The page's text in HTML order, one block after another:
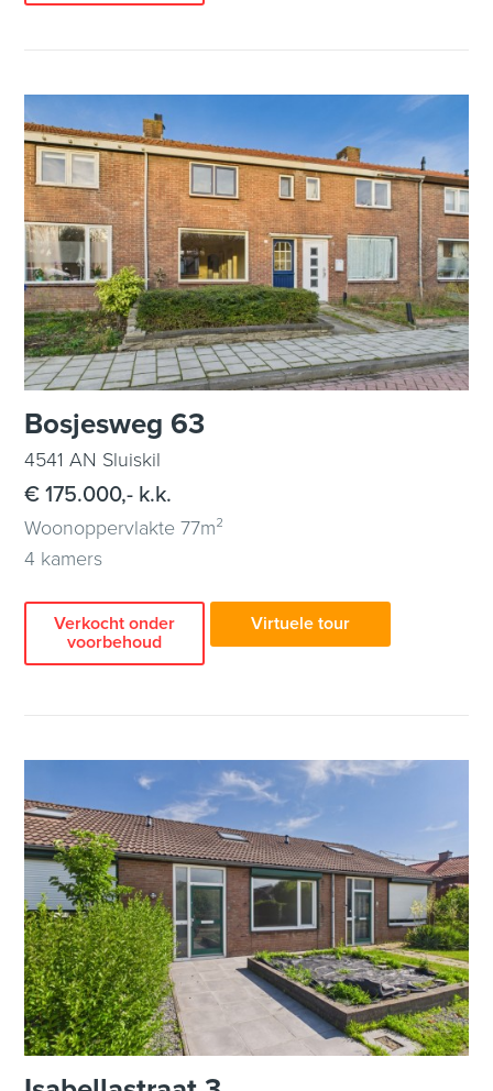
Bosjesweg 63
4541 AN Sluiskil
€ 175.000,- k.k.
Woonoppervlakte 77m²
4 kamers
Verkocht onder
voorbehoud
Virtuele tour